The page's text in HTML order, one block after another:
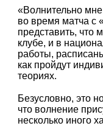
«Волнительно
во время матча с
представить, что
клубе, и в
работы,
как пройдут
теориях.
Безусловно, это
что волнение
несколько иного